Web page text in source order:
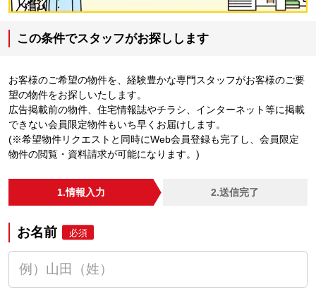
この条件でスタッフがお探しします
お客様のご希望の物件を、経験豊かな専門スタッフがお客様のご要
望の物件をお探しいたします。
広告掲載前の物件、住宅情報誌やチラシ、インターネット等に掲載
できない会員限定物件もいち早くお届けします。
(※希望物件リクエストと同時にWeb会員登録も完了し、会員限定
物件の閲覧・資料請求が可能になります。)
1.情報入力 2.送信完了
お名前 必須